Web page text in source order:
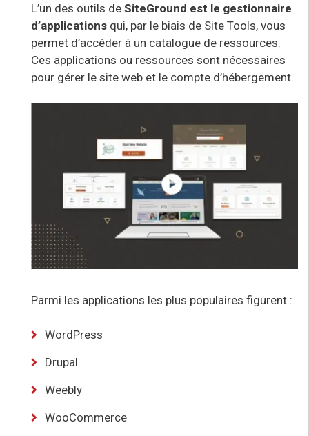
L’un des outils de SiteGround est le gestionnaire
d’applications qui, par le biais de Site Tools, vous
permet d’accéder à un catalogue de ressources.
Ces applications ou ressources sont nécessaires
pour gérer le site web et le compte d’hébergement.
Parmi les applications les plus populaires figurent :
WordPress
Drupal
Weebly
WooCommerce